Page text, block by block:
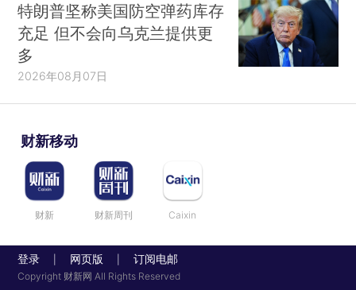
特朗普坚称美国防空弹药库存
充足 但不会向乌克兰提供更
多
2026年08月07日
财新移动
财新 财新周刊 Caixin
登录 网页版 订阅电邮
Copyright 财新网 All Rights Reserved